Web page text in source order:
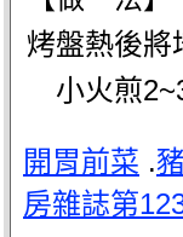
烤盤熱後將
小火煎
開胃前菜 .
房雜誌第